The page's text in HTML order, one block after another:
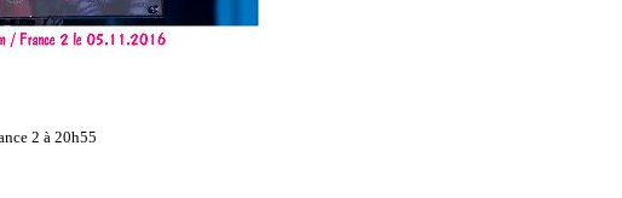
2 à 20h55